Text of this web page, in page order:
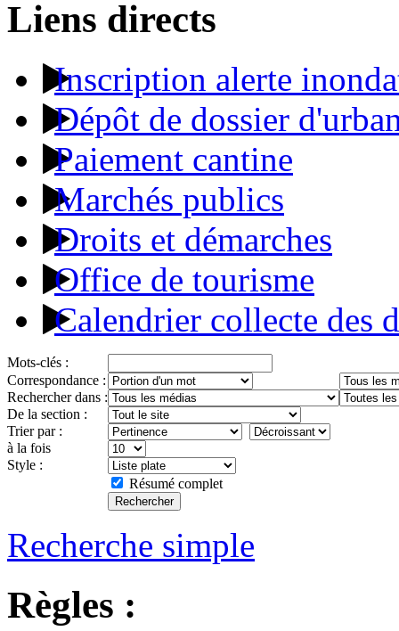
Liens directs
Inscription alerte
Dépôt de dossier
Paiement cantine
Marchés publics
Droits et démarches
Office de tourisme
Calendrier collecte des
Mots-clés :
Correspondance :
Rechercher dans :
De la section :
Trier par :
à la fois
Style :
Résumé complet
Recherche simple
Règles :